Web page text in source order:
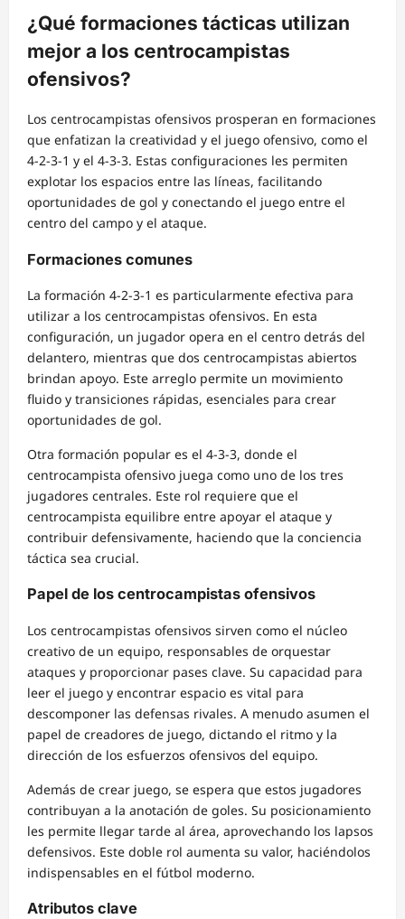
¿Qué formaciones tácticas utilizan
mejor a los centrocampistas
ofensivos?
Los centrocampistas ofensivos prosperan en formaciones
que enfatizan la creatividad y el juego ofensivo, como el
4-2-3-1 y el 4-3-3. Estas configuraciones les permiten
explotar los espacios entre las líneas, facilitando
oportunidades de gol y conectando el juego entre el
centro del campo y el ataque.
Formaciones comunes
La formación 4-2-3-1 es particularmente efectiva para
utilizar a los centrocampistas ofensivos. En esta
configuración, un jugador opera en el centro detrás del
delantero, mientras que dos centrocampistas abiertos
brindan apoyo. Este arreglo permite un movimiento
fluido y transiciones rápidas, esenciales para crear
oportunidades de gol.
Otra formación popular es el 4-3-3, donde el
centrocampista ofensivo juega como uno de los tres
jugadores centrales. Este rol requiere que el
centrocampista equilibre entre apoyar el ataque y
contribuir defensivamente, haciendo que la conciencia
táctica sea crucial.
Papel de los centrocampistas ofensivos
Los centrocampistas ofensivos sirven como el núcleo
creativo de un equipo, responsables de orquestar
ataques y proporcionar pases clave. Su capacidad para
leer el juego y encontrar espacio es vital para
descomponer las defensas rivales. A menudo asumen el
papel de creadores de juego, dictando el ritmo y la
dirección de los esfuerzos ofensivos del equipo.
Además de crear juego, se espera que estos jugadores
contribuyan a la anotación de goles. Su posicionamiento
les permite llegar tarde al área, aprovechando los lapsos
defensivos. Este doble rol aumenta su valor, haciéndolos
indispensables en el fútbol moderno.
Atributos clave